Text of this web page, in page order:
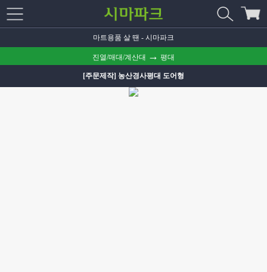
마트용품 살 땐 - 시마파크
진열/매대/계산대 → 평대
[주문제작] 농산경사평대 도어형